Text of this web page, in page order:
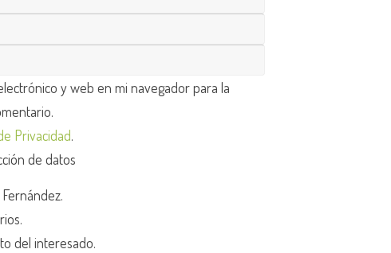
y web en mi navegador para la
Privacidad.
de datos
del interesado.